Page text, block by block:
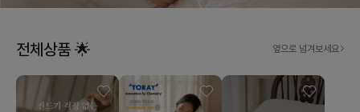
전체상품 🌟 옆으로 넘겨보세요